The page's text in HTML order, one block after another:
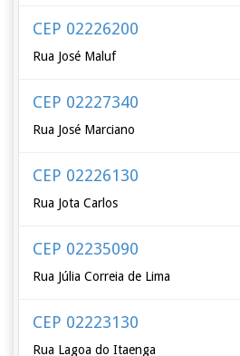
CEP 02226200
Rua José Maluf
CEP 02227340
Rua José Marciano
CEP 02226130
Rua Jota Carlos
CEP 02235090
Rua Júlia Correia de Lima
CEP 02223130
Rua Lagoa do Itaenga